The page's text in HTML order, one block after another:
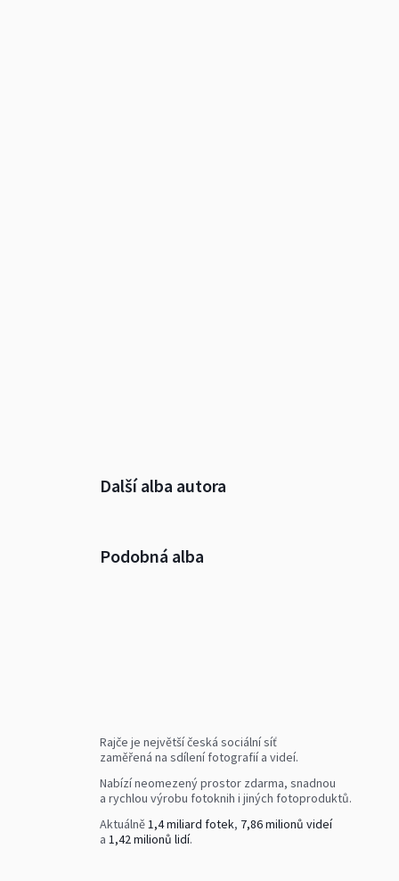
Další alba autora
Podobná alba
Rajče je největší česká sociální síť
zaměřená na sdílení fotografií a videí.
Nabízí neomezený prostor zdarma, snadnou
a rychlou výrobu fotoknih i jiných fotoproduktů.
Aktuálně1,4 miliard fotek, 7,86 milionů videí
a 1,42 milionů lidí.